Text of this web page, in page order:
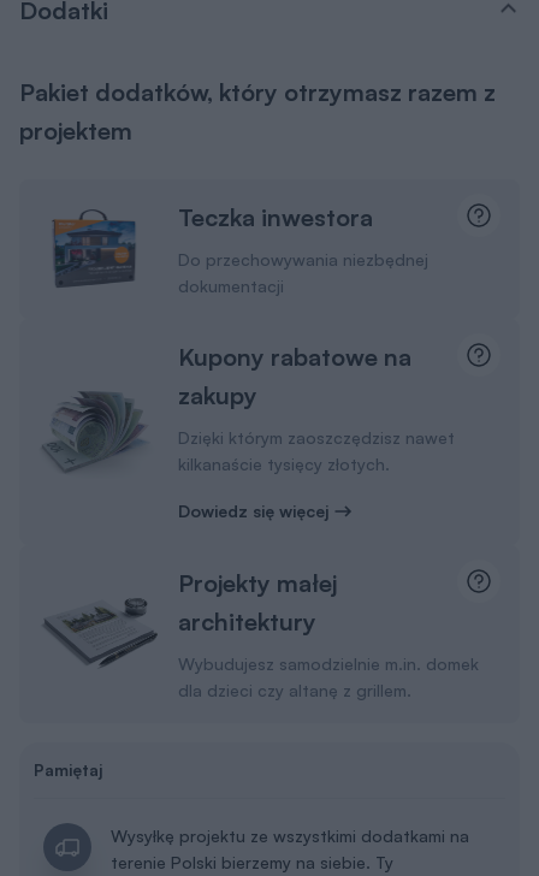
Dodatki
Pakiet dodatków, który otrzymasz razem z
projektem
Teczka inwestora
Do przechowywania niezbędnej
dokumentacji
Kupony rabatowe na
zakupy
Dzięki którym zaoszczędzisz nawet
kilkanaście tysięcy złotych.
Dowiedz się więcej
Projekty małej
architektury
Wybudujesz samodzielnie m.in. domek
dla dzieci czy altanę z grillem.
Pamiętaj
Wysyłkę projektu ze wszystkimi dodatkami na
terenie Polski bierzemy na siebie. Ty